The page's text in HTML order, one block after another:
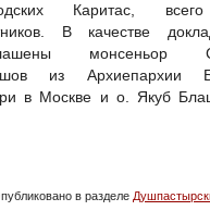
Каритас,
В качестве
монсеньор
из Архиепархии
в Москве и о. Якуб
в разделе